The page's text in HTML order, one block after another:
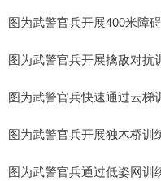
图为武警官兵开展400米障
图为武警官兵开展擒敌对抗
图为武警官兵快速通过云梯
图为武警官兵开展独木桥训
图为武警官兵通过低姿网训